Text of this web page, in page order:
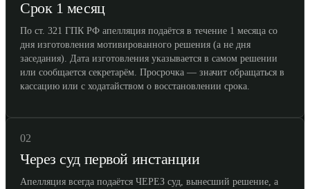
Срок 1 месяц
По ст. 321 ГПК РФ апелляция подаётся в течение 1 месяца со
дня изготовления мотивированного решения (а не дня
заседания). Дата изготовления указывается в самом решении
или сообщается секретарём. Просрочка — значит обращаться в
кассацию или с ходатайством о восстановлении срока.
02
Через суд первой инстанции
Апелляция всегда подаётся ЧЕРЕЗ суд, вынесший решение, а